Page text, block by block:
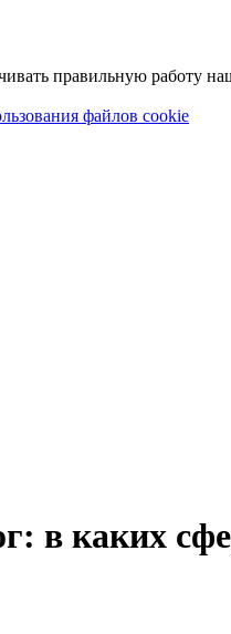
правильную работу
файлов cookie
в каких